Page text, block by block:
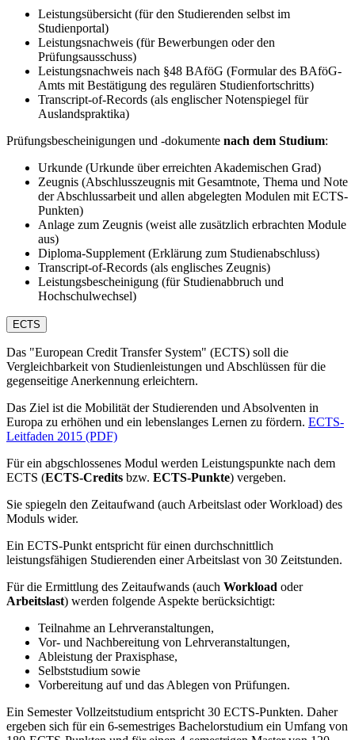
Leistungsübersicht (für den Studierenden selbst im
Studienportal)
Leistungsnachweis (für Bewerbungen oder den
Prüfungsausschuss)
Leistungsnachweis nach §48 BAföG (Formular des BAföG-
Amts mit Bestätigung des regulären Studienfortschritts)
Transcript-of-Records (als englischer Notenspiegel für
Auslandspraktika)
Prüfungsbescheinigungen und -dokumente nach dem Studium:
Urkunde (Urkunde über erreichten Akademischen Grad)
Zeugnis (Abschlusszeugnis mit Gesamtnote, Thema und Note
der Abschlussarbeit und allen abgelegten Modulen mit ECTS-
Punkten)
Anlage zum Zeugnis (weist alle zusätzlich erbrachten Module
aus)
Diploma-Supplement (Erklärung zum Studienabschluss)
Transcript-of-Records (als englisches Zeugnis)
Leistungsbescheinigung (für Studienabbruch und
Hochschulwechsel)
ECTS
Das "European Credit Transfer System" (ECTS) soll die
Vergleichbarkeit von Studienleistungen und Abschlüssen für die
gegenseitige Anerkennung erleichtern.
Das Ziel ist die Mobilität der Studierenden und Absolventen in
Europa zu erhöhen und ein lebenslanges Lernen zu fördern. ECTS-
Leitfaden 2015 (PDF)
Für ein abgschlossenes Modul werden Leistungspunkte nach dem
ECTS (ECTS-Credits bzw. ECTS-Punkte) vergeben.
Sie spiegeln den Zeitaufwand (auch Arbeitslast oder Workload) des
Moduls wider.
Ein ECTS-Punkt entspricht für einen durchschnittlich
leistungsfähigen Studierenden einer Arbeitslast von 30 Zeitstunden.
Für die Ermittlung des Zeitaufwands (auch Workload oder
Arbeitslast) werden folgende Aspekte berücksichtigt:
Teilnahme an Lehrveranstaltungen,
Vor- und Nachbereitung von Lehrveranstaltungen,
Ableistung der Praxisphase,
Selbststudium sowie
Vorbereitung auf und das Ablegen von Prüfungen.
Ein Semester Vollzeitstudium entspricht 30 ECTS-Punkten. Daher
ergeben sich für ein 6-semestriges Bachelorstudium ein Umfang von